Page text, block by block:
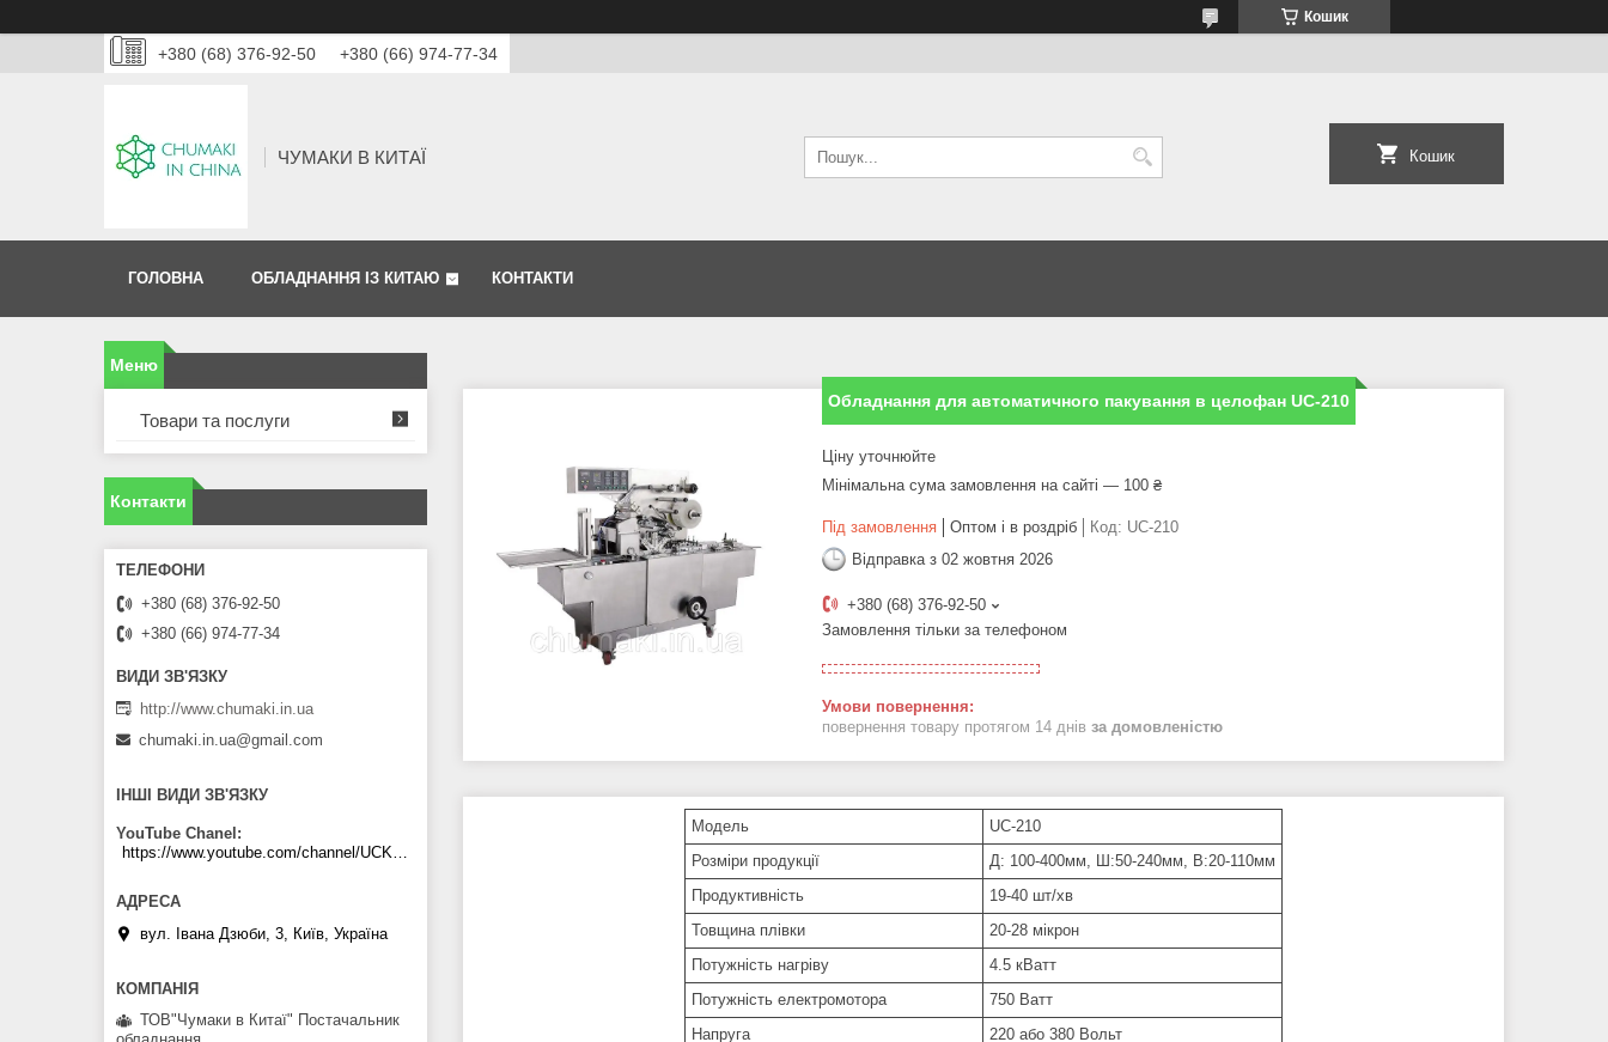
Кошик
+380 (68) 376-92-50 +380 (66) 974-77-34
ЧУМАКИ В КИТАЇ Кошик
ГОЛОВНА ОБЛАДНАННЯ ІЗ КИТАЮ КОНТАКТИ
Обладнання для автоматичного пакування в целофан UC-210
Ціну уточнюйте
Мінімальна сума замовлення на сайті — 100 ₴
Під замовлення Оптом і в роздріб Код: UC-210
Відправка з 02 жовтня 2026
+380 (68) 376-92-50
Замовлення тільки за телефоном
повернення товару протягом 14 днів за домовленістю
Модель
UC-210
Розміри продукції
Д: 100-400мм, Ш:50-240мм, В:20-110мм
Продуктивність
19-40 шт/хв
Товщина плівки
20-28 мікрон
Потужність нагріву
4.5 кВатт
Потужність електромотора
750 Ватт
Напруга
220 або 380 Вольт
Товари та послуги
Контакти
+380 (68) 376-92-50
+380 (66) 974-77-34
http://www.chumaki.in.ua
chumaki.in.ua@gmail.com
ІНШІ ВИДИ ЗВ'ЯЗКУ
YouTube Chanel
вул. Івана Дзюби, 3, Київ, Україна
ТОВ"Чумаки в Китаї" Постачальник